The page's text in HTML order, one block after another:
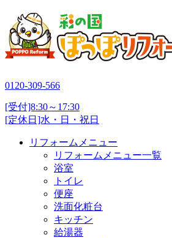
0120-309-566
[受付]8:30～17:30
[定休日]水・日・祝日
リフォームメニュー
リフォームメニュー一覧
浴室
トイレ
便座
洗面化粧台
キッチン
給湯器